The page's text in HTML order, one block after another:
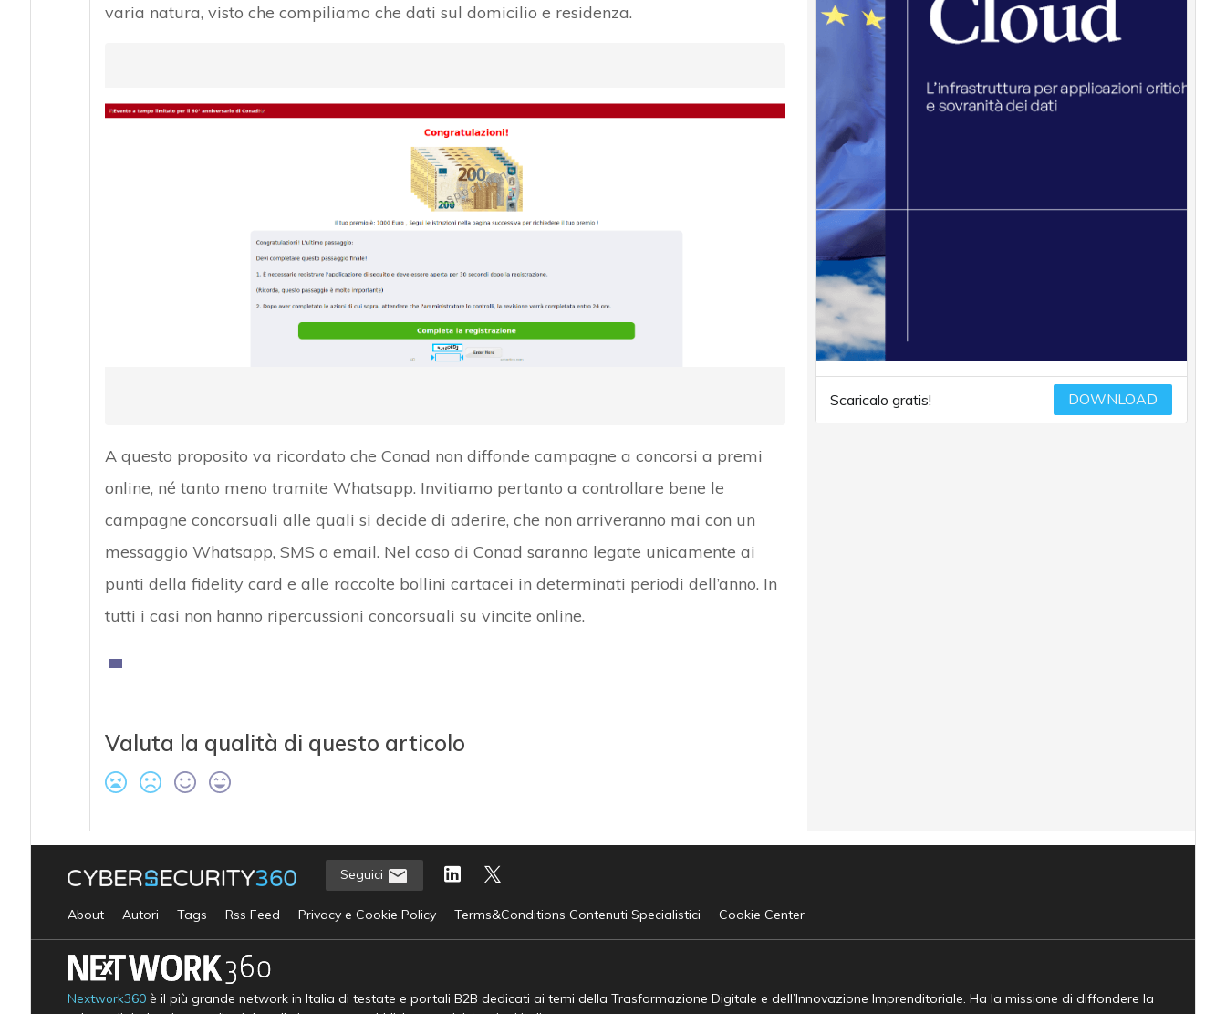
varia natura, visto che compiliamo che dati sul domicilio e residenza.
A questo proposito va ricordato che Conad non diffonde campagne a concorsi a premi
online, né tanto meno tramite Whatsapp. Invitiamo pertanto a controllare bene le
campagne concorsuali alle quali si decide di aderire, che non arriveranno mai con un
messaggio Whatsapp, SMS o email. Nel caso di Conad saranno legate unicamente ai
punti della fidelity card e alle raccolte bollini cartacei in determinati periodi dell’anno. In
tutti i casi non hanno ripercussioni concorsuali su vincite online.
Valuta la qualità di questo articolo
Scaricalo gratis! DOWNLOAD
Seguici
About Autori Tags Rss Feed Privacy e Cookie Policy Terms&Conditions Contenuti Specialistici Cookie Center
Nextwork360è il più grande network in Italia di testate e portali B2B dedicati ai temi della Trasformazione Digitale e dell’Innovazione Imprenditoriale. Ha la missione di diffondere la